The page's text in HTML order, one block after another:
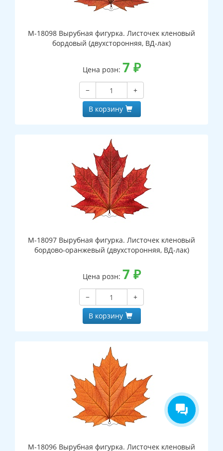
М-18098 Вырубная фигурка. Листочек кленовый
бордовый (двухсторонняя, ВД-лак)
Цена розн: 7 ₽
−
+
В корзину
М-18097 Вырубная фигурка. Листочек кленовый
бордово-оранжевый (двухсторонняя, ВД-лак)
Цена розн: 7 ₽
−
+
В корзину
М-18096 Вырубная фигурка. Листочек кленовый